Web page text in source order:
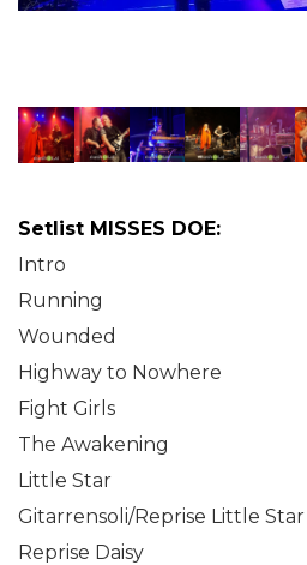
Setlist MISSES DOE:
Intro
Running
Wounded
Highway to Nowhere
Fight Girls
The Awakening
Little Star
Gitarrensoli/Reprise Little Star
Reprise Daisy